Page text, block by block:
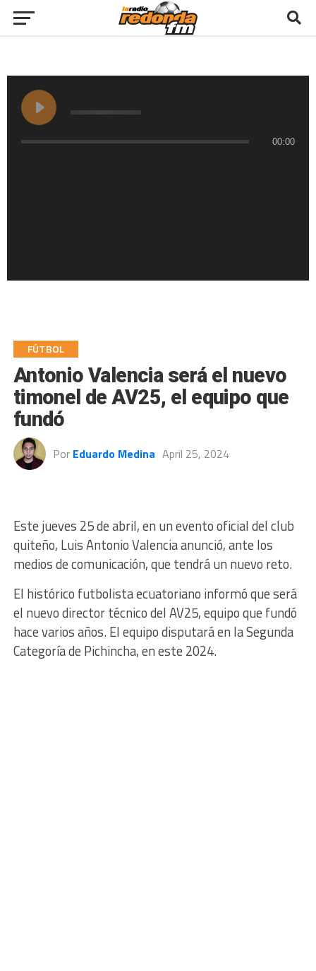
00:00
FÚTBOL
Antonio Valencia será el nuevo
timonel de AV25, el equipo que
fundó
Por Eduardo Medina April 25, 2024
Este jueves 25 de abril, en un evento oficial del club
quiteño, Luis Antonio Valencia anunció, ante los
medios de comunicación, que tendrá un nuevo reto.
El histórico futbolista ecuatoriano informó que será
el nuevo director técnico del AV25, equipo que fundó
hace varios años. El equipo disputará en la Segunda
Categoría de Pichincha, en este 2024.